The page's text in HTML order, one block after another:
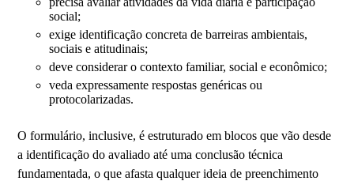
social;
exige identificação concreta de barreiras ambientais,
sociais e atitudinais;
deve considerar o contexto familiar, social e econômico;
veda expressamente respostas genéricas ou
protocolarizadas.
O formulário, inclusive, é estruturado em blocos que vão desde
a identificação do avaliado até uma conclusão técnica
fundamentada, o que afasta qualquer ideia de preenchimento